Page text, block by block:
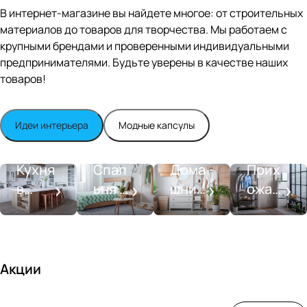
n
Whit
e
satin
В интернет-магазине вы найдете многое: от строительных
материалов до товаров для творчества. Мы работаем с
крупными брендами и проверенными индивидуальными
предпринимателями. Будьте уверены в качестве наших
товаров!
Идеи интерьера Модные капсулы
Кухня
в
стиле
Спал
ьня в
совре
Дома
шний
SPA-
Прих
ожая
со
Акции